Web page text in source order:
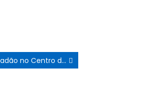
Calçadão no Centro de Juazeiro é ocupado por ambulantes dificultando a circulação na via destinada a pedestres